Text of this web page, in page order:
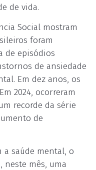
de vida.
Social mostram
foram
de episódios
de ansiedade
Em dez anos, os
2024, ocorreram
recorde da série
de
a saúde mental, o
neste mês, uma